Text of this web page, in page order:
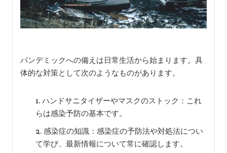
パンデミックへの備えは日常生活から始まります。具
体的な対策として次のようなものがあります。
ハンドサニタイザーやマスクのストック：これ
らは感染予防の基本です。
感染症の知識：感染症の予防法や対処法につい
て学び、最新情報について常に確認します。